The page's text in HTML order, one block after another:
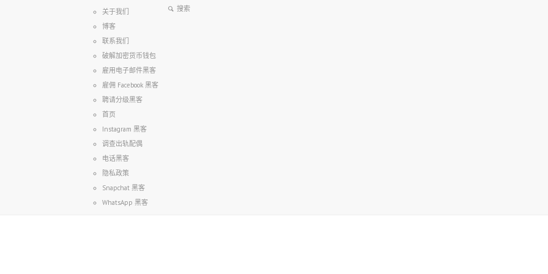
关于我们
博客
联系我们
破解加密货币钱包
雇用电子邮件黑客
雇佣 Facebook 黑客
聘请分级黑客
首页
Instagram 黑客
调查出轨配偶
电话黑客
隐私政策
Snapchat 黑客
WhatsApp 黑客